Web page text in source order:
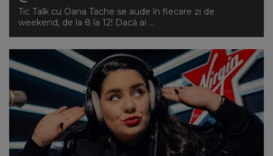
Tic Talk cu Oana Tache se aude în fiecare zi de
weekend, de la 8 la 12! Dacă ai ...